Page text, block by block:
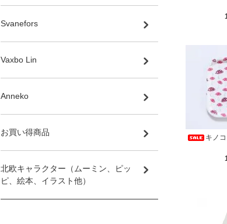
キノ
Svanefors
Vaxbo Lin
Anneko
お買い得商品
北欧キャラクター（ムーミン、ピッ
ピ、絵本、イラスト他）